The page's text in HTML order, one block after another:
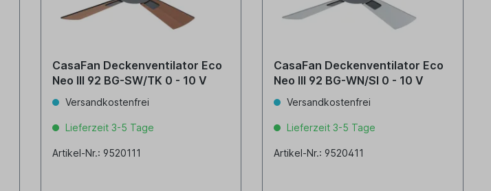
CasaFan Deckenventilator Eco
Neo III 92 BG-SW/TK 0 - 10 V
Versandkostenfrei
Lieferzeit 3-5 Tage
Artikel-Nr.: 9520111
CasaFan Deckenventilator Eco
Neo III 92 BG-WN/SI 0 - 10 V
Versandkostenfrei
Lieferzeit 3-5 Tage
Artikel-Nr.: 9520411